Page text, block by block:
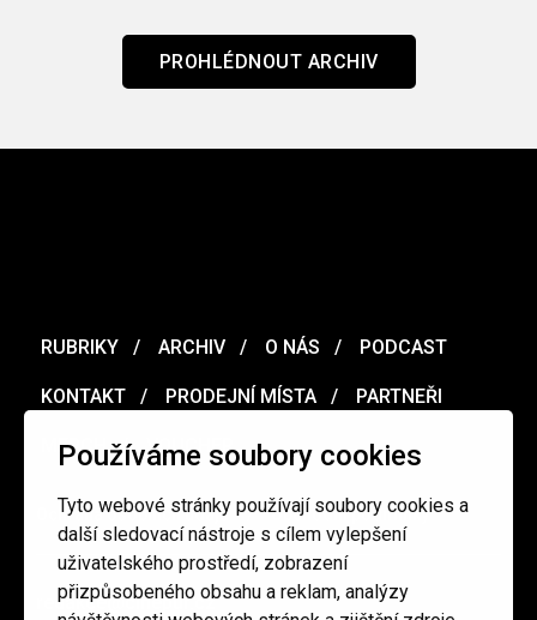
Používáme soubory cookies
Tyto webové stránky používají soubory cookies a
další sledovací nástroje s cílem vylepšení
uživatelského prostředí, zobrazení
přizpůsobeného obsahu a reklam, analýzy
PROHLÉDNOUT ARCHIV
RUBRIKY ARCHIV O NÁS PODCAST
KONTAKT PRODEJNÍ MÍSTA PARTNEŘI
MERCH VOUCHER
Ochrana osobních údajů / Obchodní podmínky
redakce@cinepur.cz